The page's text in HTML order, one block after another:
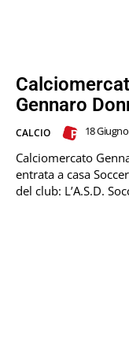
Gennaro
CALCIO 18
Calciomercato
entrata a casa
del club: